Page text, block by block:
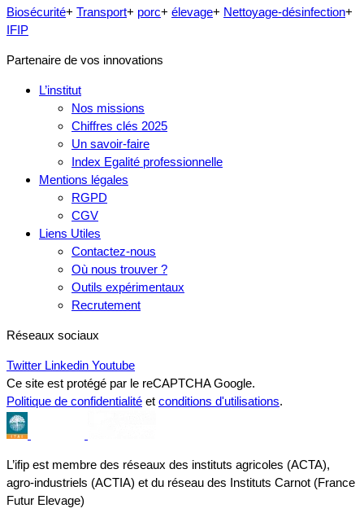
Biosécurité+ Transport+ porc+ élevage+ Nettoyage-désinfection+
IFIP
Partenaire de vos innovations
L’institut
Nos missions
Chiffres clés 2025
Un savoir-faire
Index Egalité professionnelle
Mentions légales
RGPD
CGV
Liens Utiles
Contactez-nous
Où nous trouver ?
Outils expérimentaux
Recrutement
Réseaux sociaux
Twitter Linkedin Youtube
Ce site est protégé par le reCAPTCHA Google.
Politique de confidentialité et conditions d'utilisations.
L’ifip est membre des réseaux des instituts agricoles (ACTA),
agro-industriels (ACTIA) et du réseau des Instituts Carnot (France
Futur Elevage)